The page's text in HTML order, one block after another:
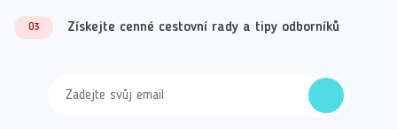
03 Získejte cenné cestovní rady a tipy odborníků